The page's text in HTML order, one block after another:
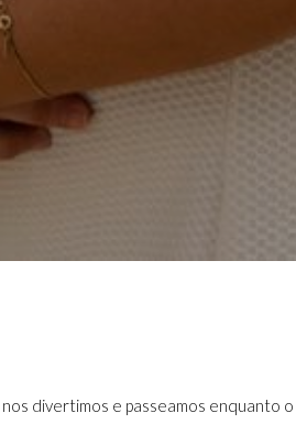
divertimos e passeamos enquanto o